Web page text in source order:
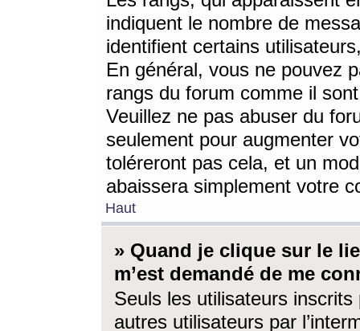
indiquent le nombre de
identifient certains
En général, vous ne pouvez
rangs du forum comme il
Veuillez ne pas abuser du
seulement pour augmenter
toléreront pas cela, et un
abaissera simplement votre
Haut
» Quand je clique sur le
m’est demandé de me
Seuls les utilisateurs
autres utilisateurs par